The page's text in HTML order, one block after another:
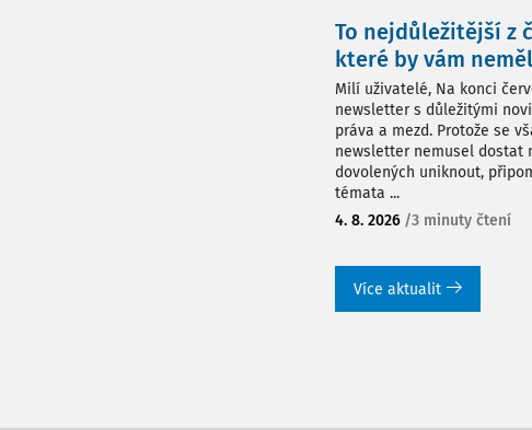
To nejdůležitější z
které by vám
Milí uživatelé, Na konci
newsletter s důležitými
práva a mezd. Protože se
newsletter nemusel dostat
dovolených uniknout,
témata ...
4. 8. 2026 /3 minuty čtení
Více aktualit